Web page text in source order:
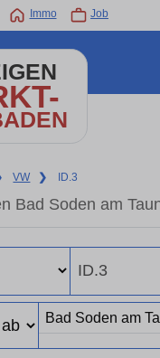
Immo Job
VW ❯ ID.3
Bad Soden am